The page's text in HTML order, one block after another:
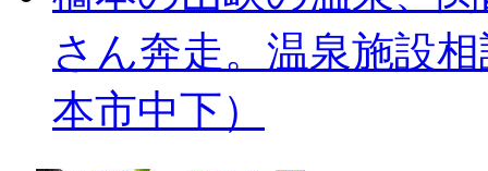
さん奔走。温泉施設
本市中下）